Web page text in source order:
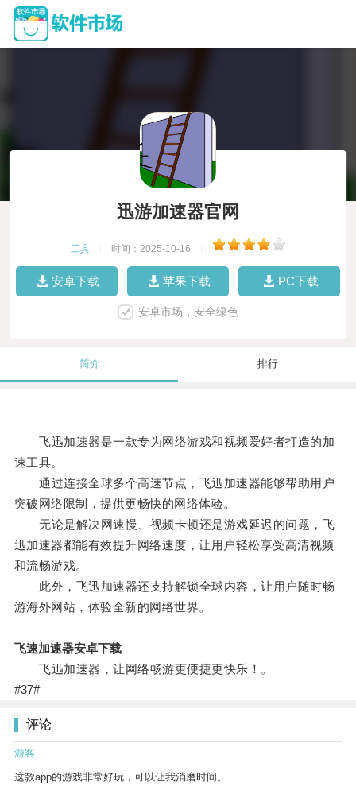
迅游加速器官网
工具 时间：2025-10-16
安卓下载 苹果下载 PC下载
安卓市场，安全绿色
简介 排行
飞迅加速器是一款专为网络游戏和视频爱好者打造的加
速工具。
通过连接全球多个高速节点，飞迅加速器能够帮助用户
突破网络限制，提供更畅快的网络体验。
无论是解决网速慢、视频卡顿还是游戏延迟的问题，飞
迅加速器都能有效提升网络速度，让用户轻松享受高清视频
和流畅游戏。
此外，飞迅加速器还支持解锁全球内容，让用户随时畅
游海外网站，体验全新的网络世界。
飞速加速器安卓下载
飞迅加速器，让网络畅游更便捷更快乐！。
#37#
评论
游客
这款app的游戏非常好玩，可以让我消磨时间。